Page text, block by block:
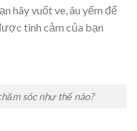
hãy vuốt ve, âu yếm để
tình cảm của bạn
sóc như thế nào?